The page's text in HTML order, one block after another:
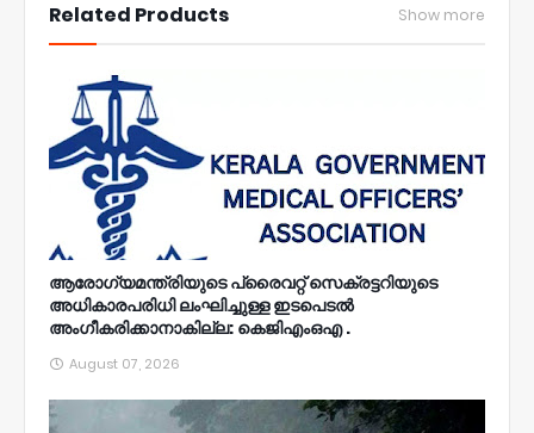
Related Products Show more
ആരോഗ്യമന്ത്രിയുടെ പ്രൈവറ്റ് സെക്രട്ടറിയുടെ
അധികാരപരിധി ലംഘിച്ചുള്ള ഇടപെടൽ
അംഗീകരിക്കാനാകില്ല: കെജിഎംഒഎ .
August 07, 2026